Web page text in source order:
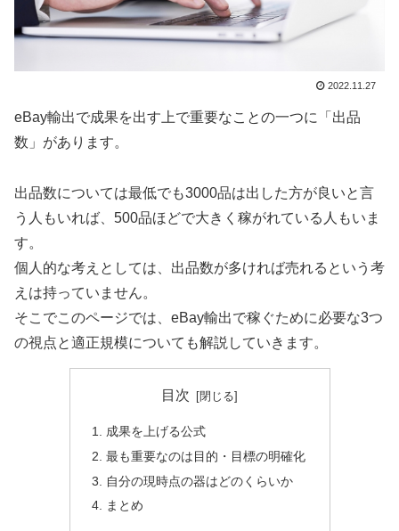
2022.11.27
eBay輸出で成果を出す上で重要なことの一つに「出品
数」があります。
出品数については最低でも3000品は出した方が良いと言
う人もいれば、500品ほどで大きく稼がれている人もいま
す。
個人的な考えとしては、出品数が多ければ売れるという考
えは持っていません。
そこでこのページでは、eBay輸出で稼ぐために必要な3つ
の視点と適正規模についても解説していきます。
目次
成果を上げる公式
最も重要なのは目的・目標の明確化
自分の現時点の器はどのくらいか
まとめ